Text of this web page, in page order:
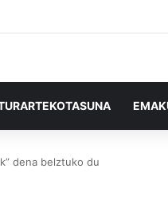
dena belztuko du